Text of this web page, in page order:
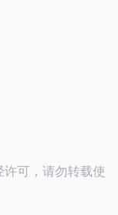
可，请勿转载使